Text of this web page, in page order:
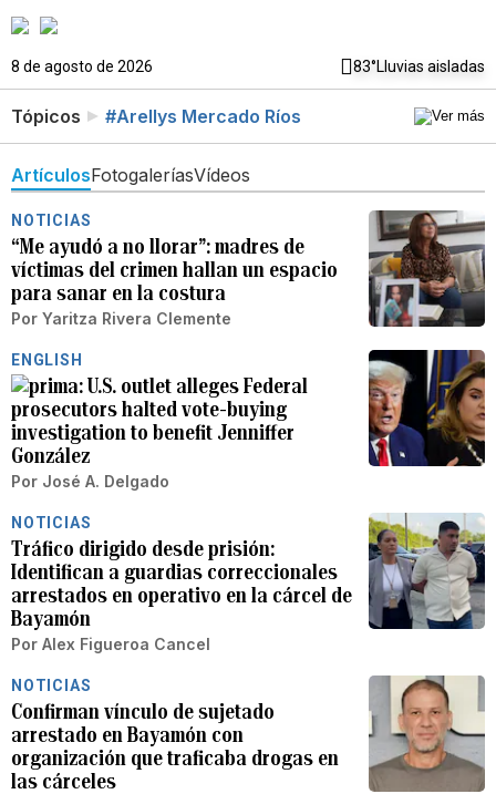
8 de agosto de 2026 83°Lluvias aisladas
Tópicos #Arellys Mercado Ríos
ArtículosFotogaleríasVídeos
NOTICIAS
“Me ayudó a no llorar”: madres de
víctimas del crimen hallan un espacio
para sanar en la costura
Por Yaritza Rivera Clemente
ENGLISH
U.S. outlet alleges Federal
prosecutors halted vote-buying
investigation to benefit Jenniffer
González
Por José A. Delgado
NOTICIAS
Tráfico dirigido desde prisión:
Identifican a guardias correccionales
arrestados en operativo en la cárcel de
Bayamón
Por Alex Figueroa Cancel
NOTICIAS
Confirman vínculo de sujetado
arrestado en Bayamón con
organización que traficaba drogas en
las cárceles